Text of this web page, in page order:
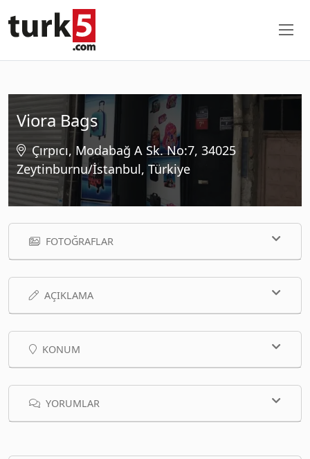
Viora Bags
Çırpıcı, Modabağ A Sk. No:7, 34025
Zeytinburnu/İstanbul, Türkiye
FOTOĞRAFLAR
AÇIKLAMA
KONUM
YORUMLAR